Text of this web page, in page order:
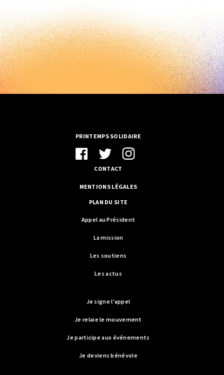
PRINTEMPS SOLIDAIRE
CONTACT
MENTIONS LÉGALES
PLAN DU SITE
Appel au Président
La mission
Les soutiens
Les actus
Je signe l'appel
Je relaie le mouvement
Je participe aux événements
Je deviens bénévole